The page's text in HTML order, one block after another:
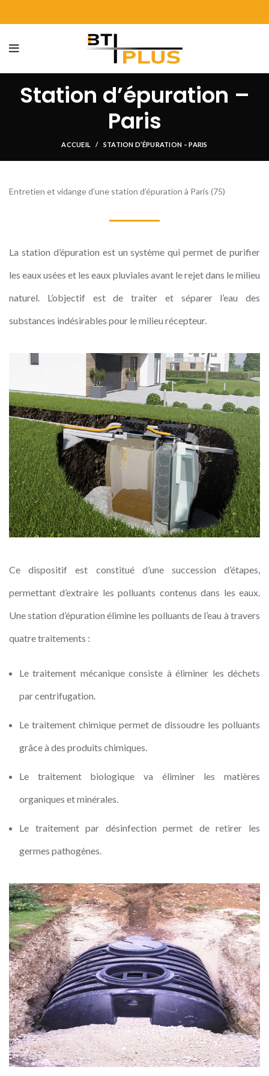
Station d’épuration –
Paris
ACCUEIL STATION D’ÉPURATION – PARIS
Entretien et vidange d’une station d’épuration à Paris (75)
La station d’épuration est un système qui permet de purifier
les eaux usées et les eaux pluviales avant le rejet dans le milieu
naturel. L’objectif est de traiter et séparer l’eau des
substances indésirables pour le milieu récepteur.
Ce dispositif est constitué d’une succession d’étapes,
permettant d’extraire les polluants contenus dans les eaux.
Une station d’épuration élimine les polluants de l’eau à travers
quatre traitements :
Le traitement mécanique consiste à éliminer les déchets
par centrifugation.
Le traitement chimique permet de dissoudre les polluants
grâce à des produits chimiques.
Le traitement biologique va éliminer les matières
organiques et minérales.
Le traitement par désinfection permet de retirer les
germes pathogènes.